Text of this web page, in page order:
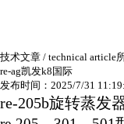
技术文章 / technical article
re-ag凯发k8国际
发布时间：2025/7/31
re-205b旋转蒸发